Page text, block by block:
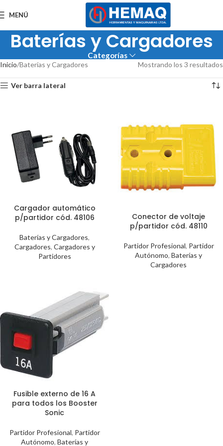
MENÚ
Baterías y Cargadores
Categorías
Inicio Baterías y Cargadores Mostrando los 3 resultados
Ver barra lateral
Cargador automático
p/partidor cód. 48106
Baterías y Cargadores,
Cargadores, Cargadores y
Partidores
Conector de voltaje
p/partidor cód. 48110
Partidor Profesional, Partidor
Autónomo, Baterías y
Cargadores
Fusible externo de 16 A
para todos los Booster
Sonic
Partidor Profesional, Partidor
Autónomo, Baterías y